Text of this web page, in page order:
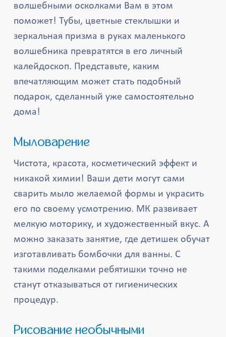
волшебными осколками Вам в этом
поможет! Тубы, цветные стеклышки и
зеркальная призма в руках маленького
волшебника превратятся в его личный
калейдоскоп. Представьте, каким
впечатляющим может стать подобный
подарок, сделанный уже самостоятельно
дома!
Мыловарение
Чистота, красота, косметический эффект и
никакой химии! Ваши дети могут сами
сварить мыло желаемой формы и украсить
его по своему усмотрению. МК развивает
мелкую моторику, и художественный вкус. А
можно заказать занятие, где детишек обучат
изготавливать бомбочки для ванны. С
такими поделками ребятишки точно не
станут отказываться от гигиенических
процедур.
Рисование необычными